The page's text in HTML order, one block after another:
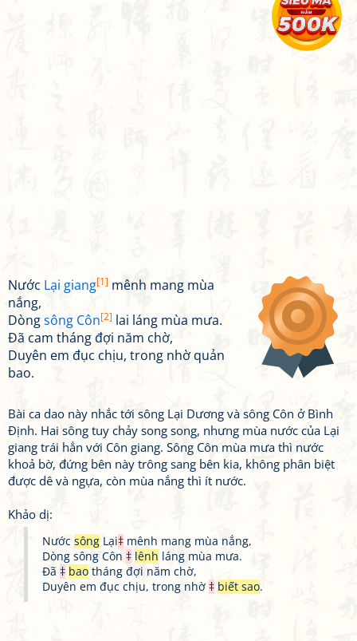
Nước Lại giang[1] mênh mang mùa
nắng,
Dòngsông Côn[2] lai láng mùa mưa.
Đã cam tháng đợi năm chờ,
Duyên em đục chịu, trong nhờ quản
bao.
Bài ca dao này nhắc tới sông Lại Dương và sông Côn ở Bình
Định. Hai sông tuy chảy song song, nhưng mùa nước của Lại
giang trái hẳn với Côn giang. Sông Côn mùa mưa thì nước
khoả bờ, đứng bên này trông sang bên kia, không phân biệt
được dê và ngựa, còn mùa nắng thì ít nước.
Khảo dị:
Nước sông Lại‡ mênh mang mùa nắng,
Dòng sông Côn ‡ lênh láng mùa mưa.
Đã ‡ bao tháng đợi năm chờ,
Duyên em đục chịu, trong nhờ ‡ biết sao.